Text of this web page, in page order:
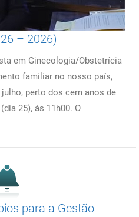
– 2026)
em Ginecologia/Obstetrícia
familiar no nosso país,
perto dos cem anos de
25), às 11h00. O
para a Gestão